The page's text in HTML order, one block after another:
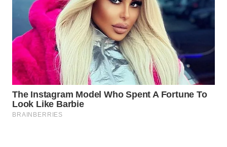
WAHANA
INFRASTRUKTUR
WAHANA
KONSUMEN
WAHANA
LISTRIK